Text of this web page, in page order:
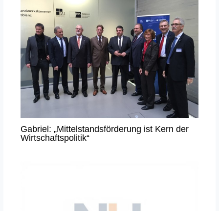
Gabriel: „Mittelstandsförderung ist Kern der
Wirtschaftspolitik“